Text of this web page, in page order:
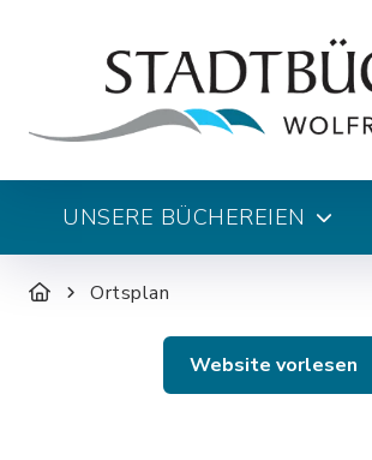
UNSERE BÜCHEREIEN
Ortsplan
Website vorlesen